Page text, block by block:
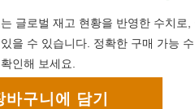
글로벌 재고 현황을 반영한 수치로,
을 수 있습니다. 정확한 구매 가능
인해 보세요.